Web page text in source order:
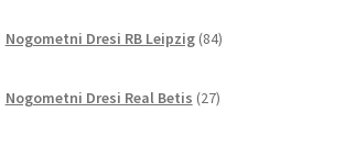
Nogometni Dresi RB Leipzig 84izdelkov
Nogometni Dresi Real Betis 27izdelkov